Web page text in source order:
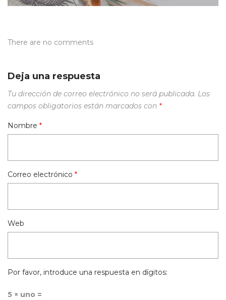
There are no comments
Deja una respuesta
Tu dirección de correo electrónico no será publicada. Los
campos obligatorios están marcados con *
Nombre *
Correo electrónico *
Web
Por favor, introduce una respuesta en dígitos:
5 × uno =